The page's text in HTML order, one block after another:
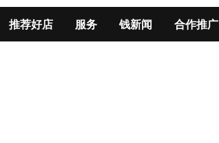
推荐好店 服务 钱新闻 合作推广